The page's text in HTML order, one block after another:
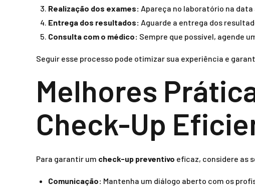
Realização dos exames: Apareça no laboratório na
Entrega dos resultados: Aguarde a entrega dos
Consulta com o médico: Sempre que possível, agende
Seguir esse processo pode otimizar sua experiência e
Melhores
Check-Up
Para garantir um check-up preventivo eficaz, considere as
Comunicação: Mantenha um diálogo aberto com os